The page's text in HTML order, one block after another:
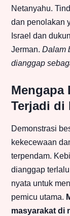
Netanyahu.
dan penolakan
Israel dan
Jerman. Dalam
dianggap
Mengapa
Terjadi di
Demonstrasi
kekecewaan
terpendam.
dianggap
nyata untuk
pemicu utama.
masyarakat di